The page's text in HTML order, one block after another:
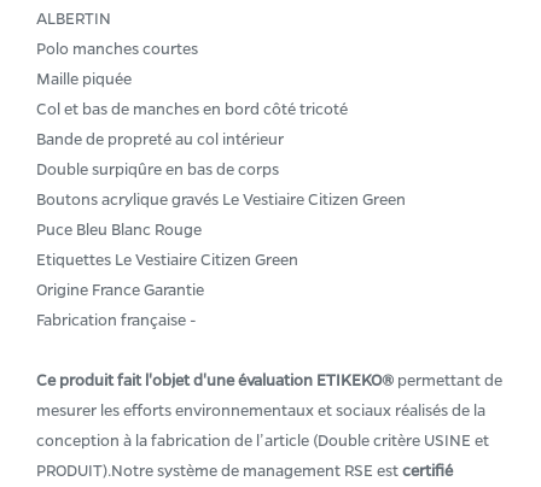
ALBERTIN
Polo manches courtes
Maille piquée
Col et bas de manches en bord côté tricoté
Bande de propreté au col intérieur
Double surpiqûre en bas de corps
Boutons acrylique gravés Le Vestiaire Citizen Green
Puce Bleu Blanc Rouge
Etiquettes Le Vestiaire Citizen Green
Origine France Garantie
Fabrication française -
Ce produit fait l'objet d'une évaluation ETIKEKO® permettant de
mesurer les efforts environnementaux et sociaux réalisés de la
conception à la fabrication de l’article (Double critère USINE et
PRODUIT).Notre système de management RSE estcertifié